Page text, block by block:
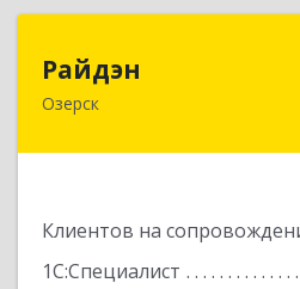
Райдэн
Озерск
Клиентов на
1С:Специалист
456783, Челябинская обл,